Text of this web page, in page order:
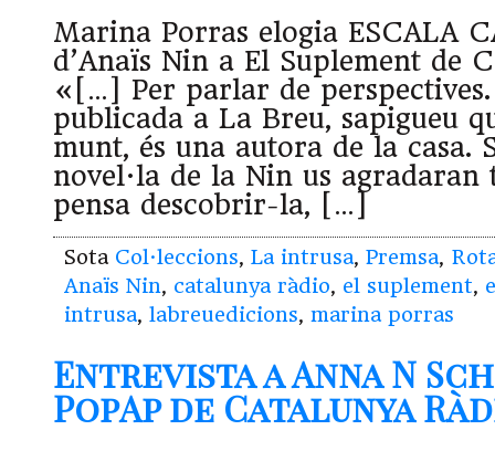
Marina Porras elogia ESCALA
d’Anaïs Nin a El Suplement de
«[…] Per parlar de
publicada a La Breu, sapigueu
munt, és una autora de la casa.
novel·la de la Nin us agradaran
pensa descobrir-la, […]
Sota Col·leccions, La intrusa, Premsa,
Anaïs Nin, catalunya ràdio, el suplement,
intrusa, labreuedicions, marina porras
Entrevista a Anna N
PopAp de Catalunya